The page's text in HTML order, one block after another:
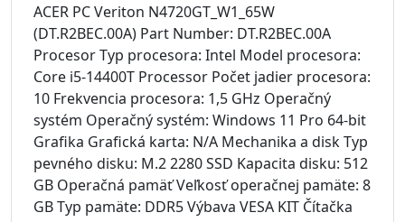
ACER PC Veriton N4720GT_W1_65W
(DT.R2BEC.00A) Part Number: DT.R2BEC.00A
Procesor Typ procesora: Intel Model procesora:
Core i5-14400T Processor Počet jadier procesora:
10 Frekvencia procesora: 1,5 GHz Operačný
systém Operačný systém: Windows 11 Pro 64-bit
Grafika Grafická karta: N/A Mechanika a disk Typ
pevného disku: M.2 2280 SSD Kapacita disku: 512
GB Operačná pamäť Veľkosť operačnej pamäte: 8
GB Typ pamäte: DDR5 Výbava VESA KIT Čítačka